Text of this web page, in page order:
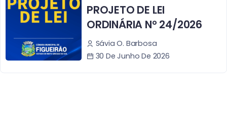
PROJETO DE LEI
ORDINÁRIA N° 24/2026
Sávia O. Barbosa
30 De Junho De 2026